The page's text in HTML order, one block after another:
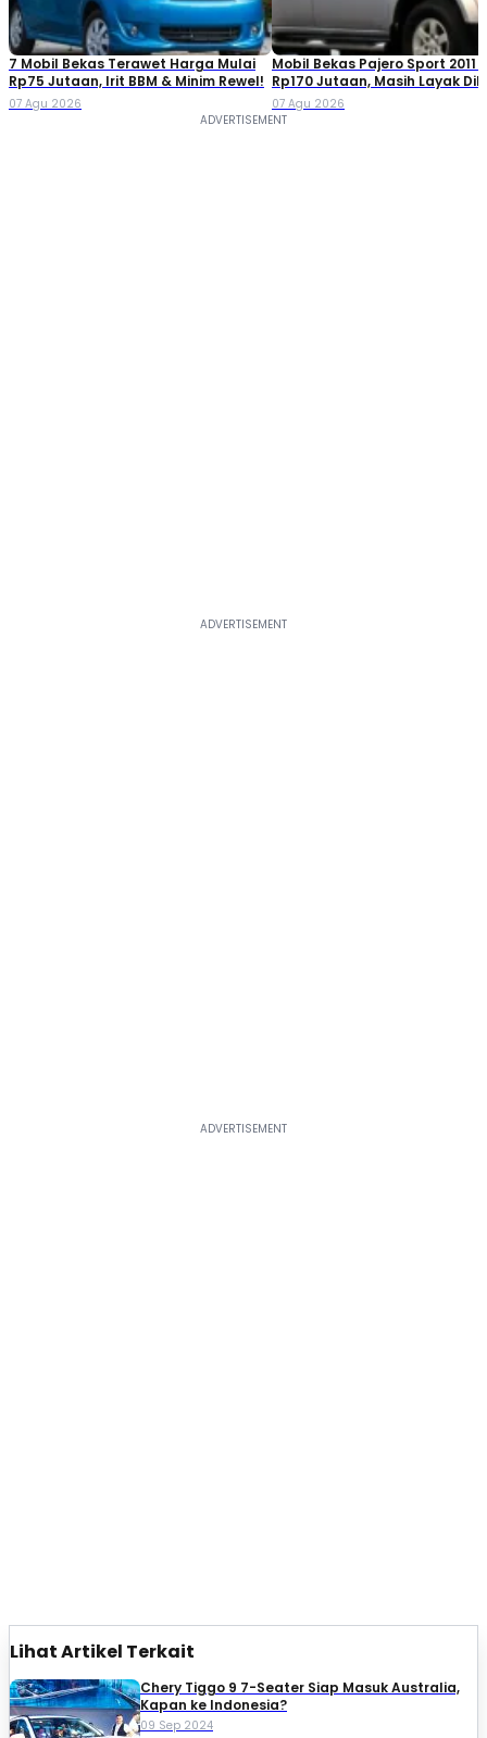
7 Mobil Bekas Terawet Harga Mulai
Rp75 Jutaan, Irit BBM & Minim Rewel!
07 Agu 2026
Mobil Bekas Pajero Sport 2011
Rp170 Jutaan, Masih Layak
07 Agu 2026
Lihat Artikel Terkait
Chery Tiggo 9 7-Seater Siap Masuk Australia,
Kapan ke Indonesia?
09 Sep 2024